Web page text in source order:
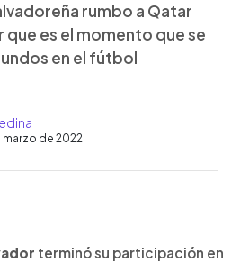
rumbo a Qatar
es el momento que se
en el fútbol
marzo de 2022
terminó su participación en